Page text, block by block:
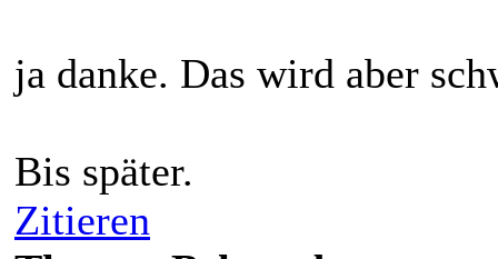
ja danke. Das wird aber
Bis später.
Zitieren